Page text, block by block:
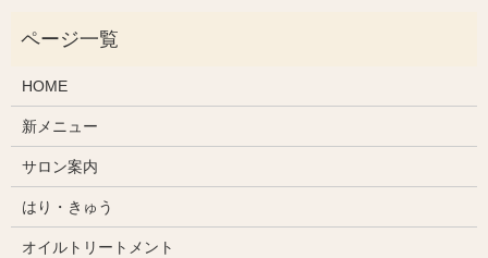
HOME
新メニュー
サロン案内
はり・きゅう
オイルトリートメント